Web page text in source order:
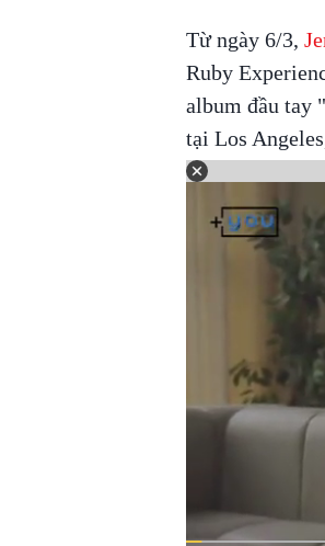
Từ ngày 6/3,
Ruby
album đầu tay
tại Los